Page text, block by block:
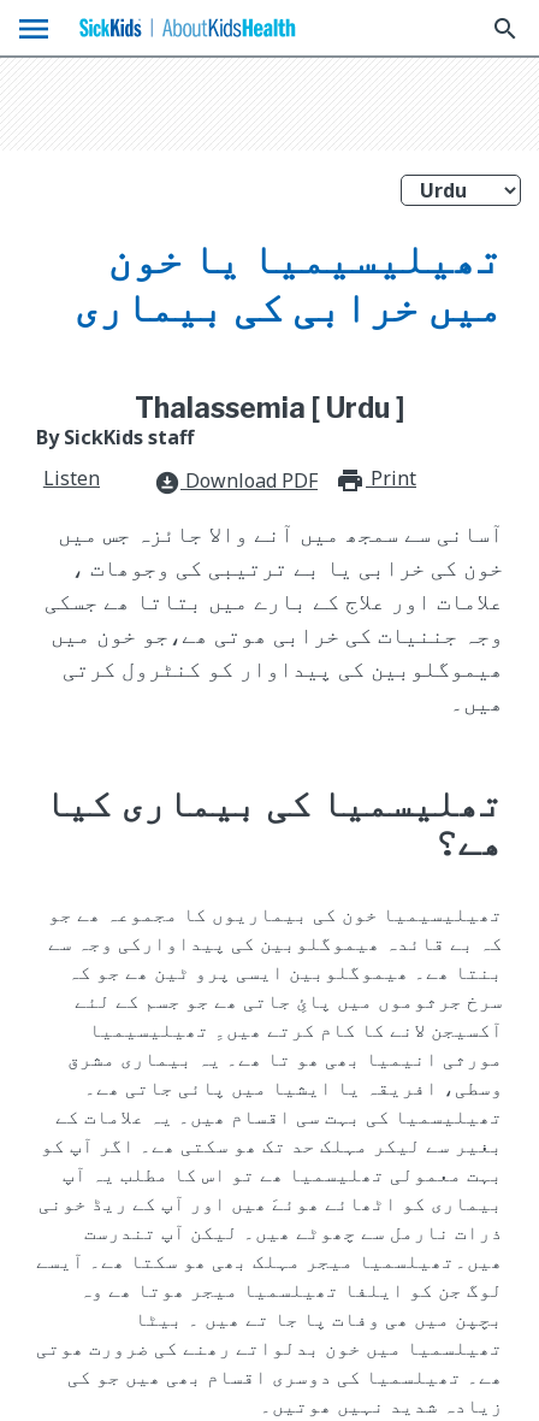
menu search
تھیلیسیمیا‮ ‬یا‮ ‬خون‮
‬میں‮ ‬خرابی‮ ‬کی‮ ‬بیماری
Thalassemia [ Urdu ]
By SickKids staff
Listen
download_for_offline Download PDF Print
آسانی سے سمجھ میں آنے والا جائزہ جس میں
خون کی خرابی یا بے ترتیبی کی وجوھات ،
علامات اور علاج کے بارے میں بتاتا ھے جسکی
وجہ جننیات کی خرابی ھوتی ھے،جو خون میں
ھیموگلوبین کی پیداوار کو کنٹرول کرتی
ھیں۔
تھلیسمیا‮ ‬کی‮ ‬بیماری‮ ‬کیا‮
‬ھے؟
‬زیادہ‮ ‬شدید‮ ‬نہیں‮ ‬ھوتیں۔